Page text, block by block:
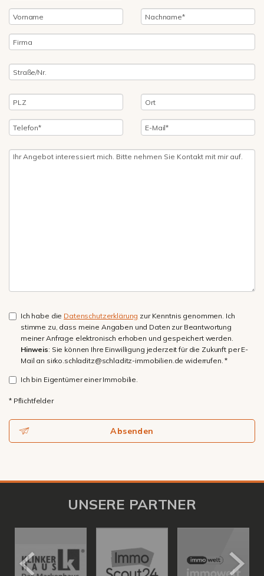
Ich habe die Datenschutzerklärung zur Kenntnis genommen. Ich
stimme zu, dass meine Angaben und Daten zur Beantwortung
meiner Anfrage elektronisch erhoben und gespeichert werden.
Hinweis: Sie können Ihre Einwilligung jederzeit für die Zukunft per E-
Mail an sirko.schladitz@schladitz-immobilien.de widerrufen. *
Ich bin Eigentümer einer Immobilie.
* Pflichtfelder
Absenden
UNSERE PARTNER